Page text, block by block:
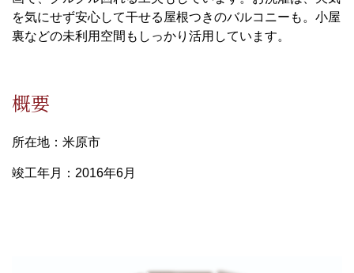
を気にせず安心して干せる屋根つきのバルコニーも。小屋
裏などの未利用空間もしっかり活用しています。
概要
所在地：米原市
竣工年月：2016年6月